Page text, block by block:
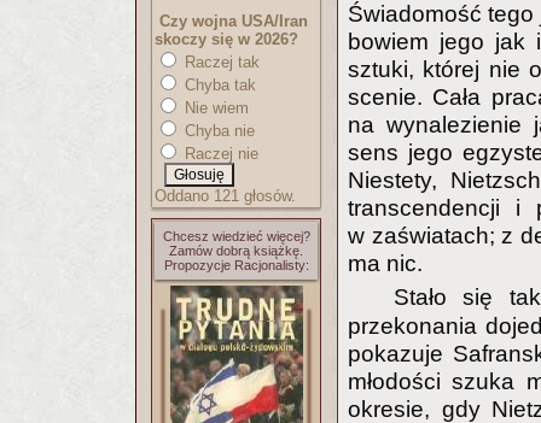
Czy wojna USA/Iran
skoczy się w 2026?
Raczej tak
Chyba tak
Nie wiem
Chyba nie
Raczej nie
Oddano 121 głosów.
Chcesz wiedzieć więcej?
Zamów dobrą książkę.
Propozycje Racjonalisty:
Świadomość
bowiem jego jak
sztuki, której nie
scenie. Cała
na wynalezienie
sens jego
Niestety,
transcendencji i
w zaświatach; z
ma nic.
Stało się
przekonania
pokazuje
młodości szuka
okresie, gdy